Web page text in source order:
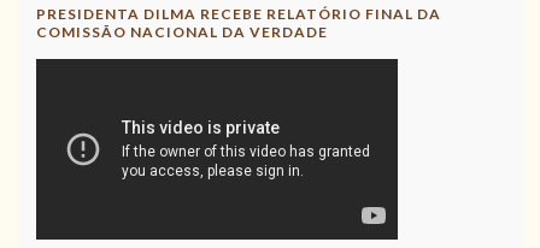
PRESIDENTA DILMA RECEBE RELATÓRIO FINAL DA
COMISSÃO NACIONAL DA VERDADE